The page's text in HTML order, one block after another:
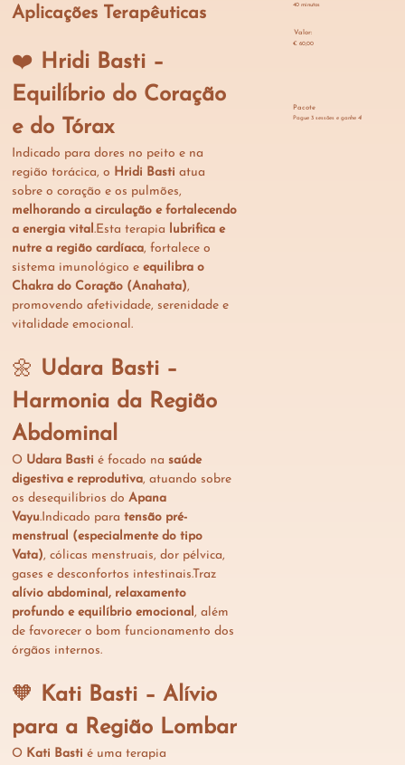
Aplicações Terapêuticas
❤️ Hridi Basti –
Equilíbrio do Coração
e do Tórax
Indicado para dores no peito e na
região torácica, o Hridi Basti atua
sobre o coração e os pulmões,
melhorando a circulação e fortalecendo
a energia vital .Esta terapia
lubrifica e
nutre a região cardíaca, fortalece o
sistema imunológico e equilibra o
Chakra do Coração (Anahata),
promovendo afetividade, serenidade e
vitalidade emocional.
🌼 Udara Basti –
Harmonia da Região
Abdominal
O Udara Basti é focado na saúde
digestiva e reprodutiva, atuando sobre
os desequilíbrios do Apana
Vayu.Indicado para tensão pré-
menstrual (especialmente do tipo
Vata), cólicas menstruais, dor pélvica,
gases e desconfortos intestinais.Traz
alívio abdominal, relaxamento
profundo e equilíbrio emocional , além
de favorecer o bom funcionamento dos
órgãos internos.
🧡
Kati Basti – Alívio
para a Região Lombar
O Kati Basti é uma terapia
40 minutos
Valor:
€ 60,00
Pacote
Pague 3 sessões e ganhe 4!